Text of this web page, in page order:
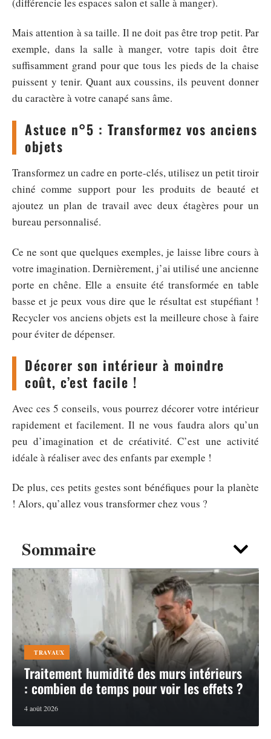
Sommaire
TRAVAUX
Traitement humidité des murs intérieurs
: combien de temps pour voir les effets ?
4 août 2026
Mais attention à sa taille. Il ne doit pas être trop petit. Par
exemple, dans la salle à manger, votre tapis doit être
suffisamment grand pour que tous les pieds de la chaise
puissent y tenir. Quant aux coussins, ils peuvent donner
du caractère à votre canapé sans âme.
Astuce n°5 : Transformez vos anciens
objets
Transformez un cadre en porte-clés, utilisez un petit tiroir
chiné comme support pour les produits de beauté et
ajoutez un plan de travail avec deux étagères pour un
bureau personnalisé.
Ce ne sont que quelques exemples, je laisse libre cours à
votre imagination. Dernièrement, j’ai utilisé une ancienne
porte en chêne. Elle a ensuite été transformée en table
basse et je peux vous dire que le résultat est stupéfiant !
Recycler vos anciens objets est la meilleure chose à faire
pour éviter de dépenser.
Décorer son intérieur à moindre
coût, c’est facile !
Avec ces 5 conseils, vous pourrez décorer votre intérieur
rapidement et facilement. Il ne vous faudra alors qu’un
peu d’imagination et de créativité. C’est une activité
idéale à réaliser avec des enfants par exemple !
De plus, ces petits gestes sont bénéfiques pour la planète
! Alors, qu’allez vous transformer chez vous ?